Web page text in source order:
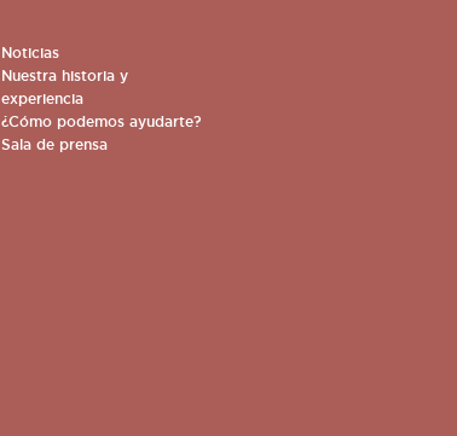
Noticias
Nuestra historia y
experiencia
¿Cómo podemos ayudarte?
Sala de prensa